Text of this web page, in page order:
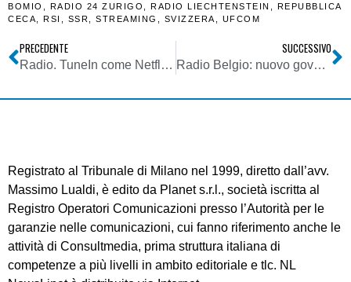
BOMIO
RADIO 24 ZURIGO RADIO LIECHTENSTEIN
REPUBBLICA
CECA
RSI SSR STREAMING SVIZZERA UFCOM
PRECEDENTE
Radio. TuneIn come Netflix? BBC pensa a monetizzare le proprie Radio all’estero
SUCCESSIVO
Radio Belgio: nuovo governo sposta switch-off FM/DAB+ a 2035: preoccupa pubblico anziano. Locali insorgono: così favoriti i grandi editori
Registrato al Tribunale di Milano nel 1999, diretto dall’avv.
Massimo Lualdi, è edito da Planet s.r.l., società iscritta al
Registro Operatori Comunicazioni presso l’Autorità per le
garanzie nelle comunicazioni, cui fanno riferimento anche le
attività di Consultmedia, prima struttura italiana di
competenze a più livelli in ambito editoriale e tlc. NL